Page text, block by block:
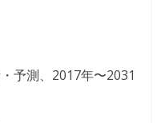
予測、2017年〜2031